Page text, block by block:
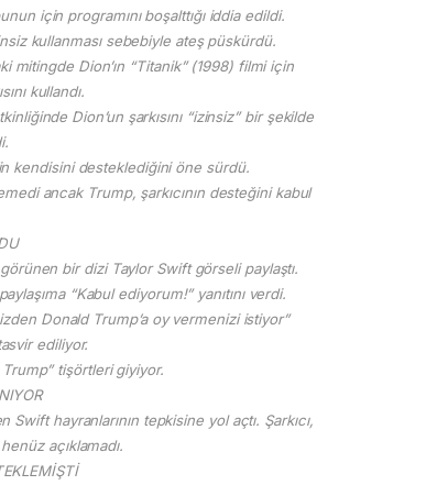
için programını boşalttığı iddia edildi.
kullanması sebebiyle ateş püskürdü.
mitingde Dion’ın “Titanik” (1998) filmi için
kullandı.
Dion’un şarkısını “izinsiz” bir şekilde
kendisini desteklediğini öne sürdü.
ancak Trump, şarkıcının desteğini kabul
bir dizi Taylor Swift görseli paylaştı.
“Kabul ediyorum!” yanıtını verdi.
Donald Trump’a oy vermenizi istiyor”
ediliyor.
tişörtleri giyiyor.
hayranlarının tepkisine yol açtı. Şarkıcı,
açıklamadı.